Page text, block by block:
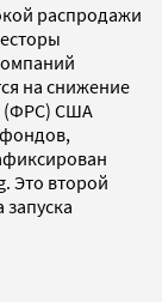
распродажи
на снижение
(ФРС) США
Это второй